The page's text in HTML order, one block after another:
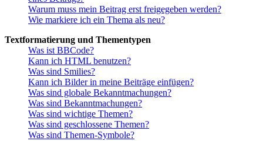
Warum muss mein Beitrag erst freigegeben werden?
Wie markiere ich ein Thema als neu?
Textformatierung und Thementypen
Was ist BBCode?
Kann ich HTML benutzen?
Was sind Smilies?
Kann ich Bilder in meine Beiträge einfügen?
Was sind globale Bekanntmachungen?
Was sind Bekanntmachungen?
Was sind wichtige Themen?
Was sind geschlossene Themen?
Was sind Themen-Symbole?